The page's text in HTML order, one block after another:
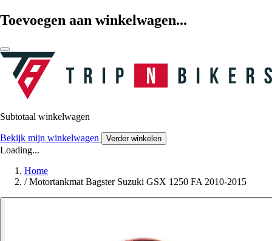
Toevoegen aan winkelwagen...
Subtotaal winkelwagen
Bekijk mijn winkelwagen Verder winkelen
Loading...
Home
/ Motortankmat Bagster Suzuki GSX 1250 FA 2010-2015